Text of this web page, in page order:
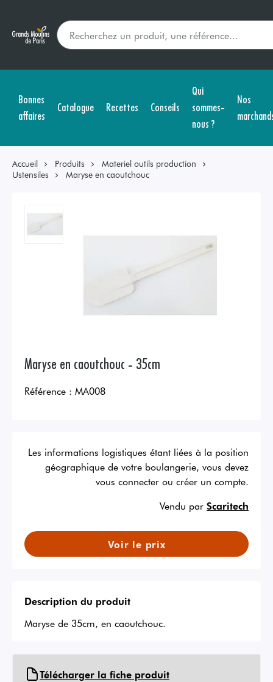
Bonnes
affaires
Catalogue Recettes Conseils
Qui
sommes-
nous ?
Nos
Accueil Produits
Materiel outils production
Ustensiles
Maryse en caoutchouc
Maryse en caoutchouc - 35cm
Référence : MA008
Les informations logistiques étant liées à la position
géographique de votre boulangerie, vous devez
vous connecter ou créer un compte.
Vendu par Scaritech
Voir le prix
Description du produit
Maryse de 35cm, en caoutchouc.
Télécharger la fiche produit